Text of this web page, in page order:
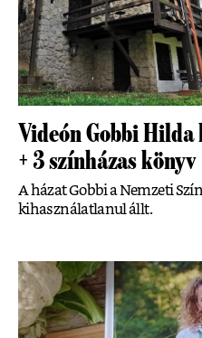
Videón Gobbi
+ 3 színházas könyv
A házat Gobbi a Nemzeti
kihasználatlanul állt.